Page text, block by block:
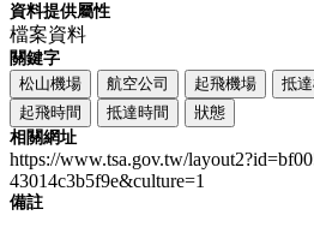
資料提供屬性
檔案資料
關鍵字
松山機場
航空公司 起飛機場 抵
起飛時間
抵達時間
狀態
相關網址
https://www.tsa.gov.tw/
43014c3b5f9e&culture=1
備註